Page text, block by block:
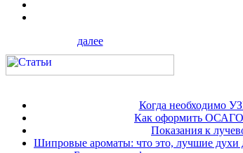
далее
Когда необходимо
Как оформить ОСАГО
Показания к
Шипровые ароматы: что это, лучшие